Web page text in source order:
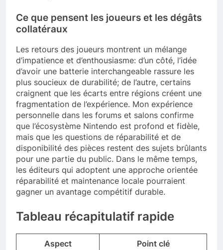
Ce que pensent les joueurs et les dégâts
collatéraux
Les retours des joueurs montrent un mélange
d’impatience et d’enthousiasme: d’un côté, l’idée
d’avoir une batterie interchangeable rassure les
plus soucieux de durabilité; de l’autre, certains
craignent que les écarts entre régions créent une
fragmentation de l’expérience. Mon expérience
personnelle dans les forums et salons confirme
que l’écosystème Nintendo est profond et fidèle,
mais que les questions de réparabilité et de
disponibilité des pièces restent des sujets brûlants
pour une partie du public. Dans le même temps,
les éditeurs qui adoptent une approche orientée
réparabilité et maintenance locale pourraient
gagner un avantage compétitif durable.
Tableau récapitulatif rapide
Aspect Point clé